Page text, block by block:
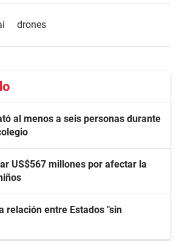
drones
al menos a seis personas durante
US$567 millones por afectar la
relación entre Estados "sin